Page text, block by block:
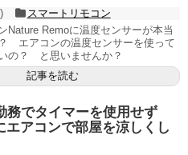
スマートリモコン
Nature Remoに温度センサーが本当
エアコンの温度センサーを使って
の？ と思いませんか？
記事を読む
務でタイマーを使用せず
エアコンで部屋を涼しくし